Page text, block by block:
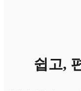
쉽고,